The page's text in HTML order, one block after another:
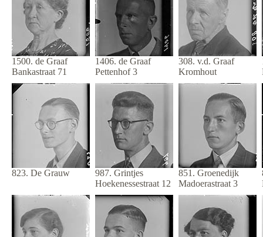
1500. de Graaf
Bankastraat 71
1406. de Graaf
Pettenhof 3
308. v.d. Graaf
Kromhout
823. De Grauw
987. Grintjes
Hoekenessestraat 12
851. Groenedijk
Madoerastraat 3